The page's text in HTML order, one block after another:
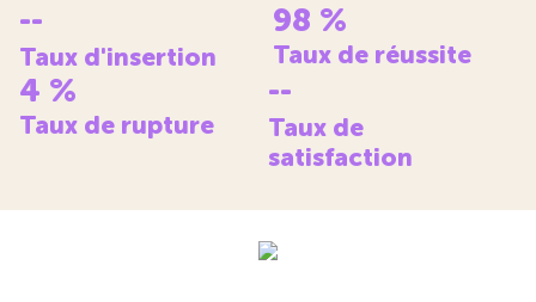
--
Taux d'insertion
98 %
Taux de réussite
4 %
Taux de rupture
--
Taux de
satisfaction